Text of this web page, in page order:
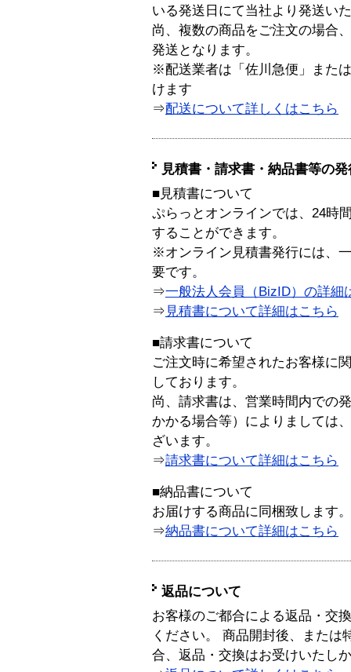
いる発送日にて当社より発送い
尚、複数の商品をご注文の場合
発送となります。
※配送業者は「佐川急便」また
けます
⇒配送について詳しくはこちら
見積書・請求書・納品書等の
■見積書について
ぷらっとオンラインでは、24時
することができます。
※オンライン見積書発行には、
要です。
⇒一般法人会員（BizID）の詳細
⇒ 見積書について詳細はこちら
■請求書について
ご注文時に希望されたお客様に
しております。
尚、請求書は、営業時間内での
かかる場合等）によりましては
ざいます。
⇒請求書について詳細はこちら
■納品書について
お届けする商品に同梱致します。
⇒納品書について詳細はこちら
返品について
お客様のご都合による返品・交
ください。 商品開封後、または
合、返品・交換はお受けいたし